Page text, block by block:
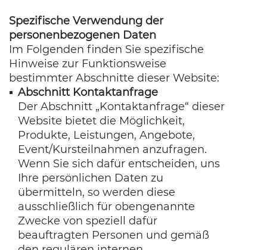
Spezifische Verwendung der
personenbezogenen Daten
Im Folgenden finden Sie spezifische
Hinweise zur Funktionsweise
bestimmter Abschnitte dieser Website:
Abschnitt Kontaktanfrage
Der Abschnitt „Kontaktanfrage“ dieser
Website bietet die Möglichkeit,
Produkte, Leistungen, Angebote,
Event/Kursteilnahmen anzufragen.
Wenn Sie sich dafür entscheiden, uns
Ihre persönlichen Daten zu
übermitteln, so werden diese
ausschließlich für obengenannte
Zwecke von speziell dafür
beauftragten Personen und gemäß